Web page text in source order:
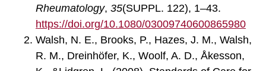
Rheumatology, 35(SUPPL. 122), 1–43.
https://doi.org/10.1080/03009740600865980
Walsh, N. E., Brooks, P., Hazes, J. M., Walsh,
R. M., Dreinhöfer, K., Woolf, A. D., Åkesson,